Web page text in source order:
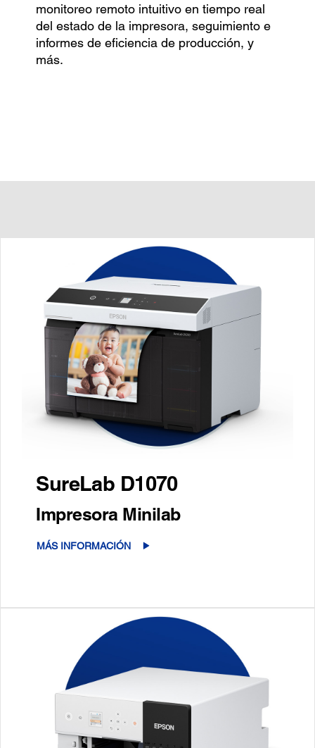
monitoreo remoto intuitivo en tiempo real
del estado de la impresora, seguimiento e
informes de eficiencia de producción, y
más.
SureLab D1070
Impresora Minilab
MÁS INFORMACIÓN